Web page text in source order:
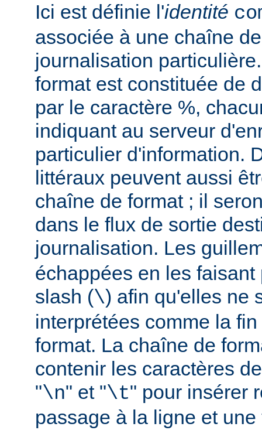
Ici est définie l'identité
associée à une chaîne
journalisation
format est constituée de
par le caractère %,
indiquant au serveur
particulier d'information.
littéraux peuvent aussi
chaîne de format ; il
dans le flux de sortie
journalisation. Les
échappées en les
slash (\) afin qu'elles ne
interprétées comme la
format. La chaîne de
contenir les caractères
"\n" et "\t" pour insérer
passage à la ligne et